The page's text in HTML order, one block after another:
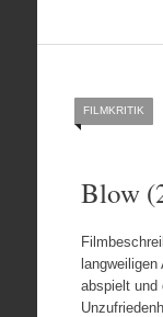
FILMKRITIK
Blow
abspielt und